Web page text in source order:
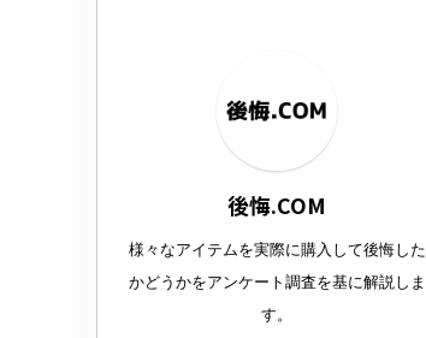
後悔.COM
様々なアイテムを実際に購入して後悔した
かどうかをアンケート調査を基に解説しま
す。